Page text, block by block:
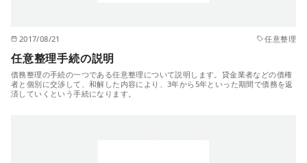
2017/08/21 任意整理
任意整理手続の説明
債務整理の手続の一つである任意整理について説明します。貸金業者などの債権
者と個別に交渉して、和解した内容により、3年から5年といった期間で債務を返
済していくという手続になります。